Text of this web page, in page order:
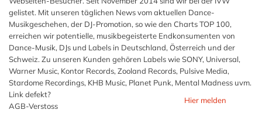
gelistet. Mit unseren täglichen News vom aktuellen Dance-
Musikgeschehen, der DJ-Promotion, so wie den Charts TOP 100,
erreichen wir potentielle, musikbegeisterte Endkonsumenten von
Dance-Musik, DJs und Labels in Deutschland, Österreich und der
Schweiz. Zu unseren Kunden gehören Labels wie SONY, Universal,
Warner Music, Kontor Records, Zooland Records, Pulsive Media,
Stardome Recordings, KHB Music, Planet Punk, Mental Madness uvm.
Link defekt?
AGB-Verstoss
Hier melden